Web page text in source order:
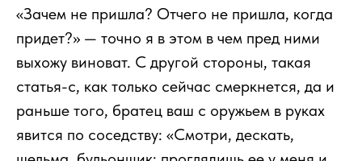
«Зачем не пришла? Отчего не пришла, когда
придет?» — точно я в этом в чем пред ними
выхожу виноват. С другой стороны, такая
статья-с, как только сейчас смеркнется, да и
раньше того, братец ваш с оружьем в руках
явится по соседству: «Смотри, дескать,